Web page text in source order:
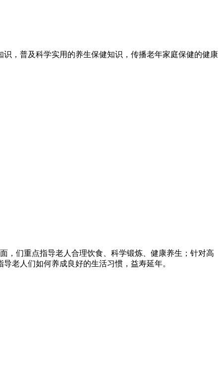
，普及科学实用的养生保健知识，传播老年家庭保健的健康
们重点指导老人合理饮食、科学锻炼、健康养生；针对高
老人们如何养成良好的生活习惯，益寿延年。